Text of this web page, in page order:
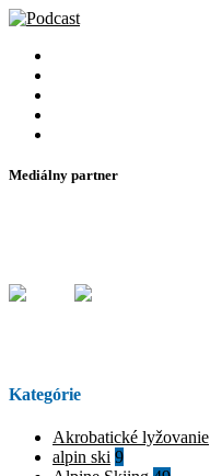
Mediálny partner
Kategórie
Akrobatické lyžovanie
alpin ski 9